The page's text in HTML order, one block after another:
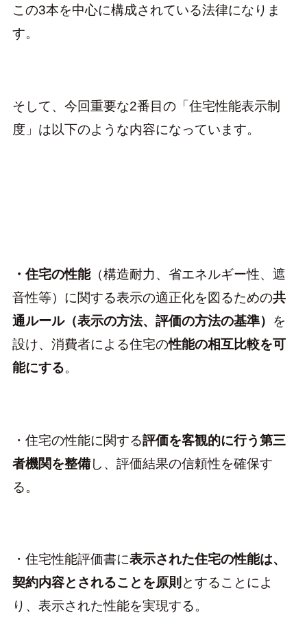
この3本を中心に構成されている法律になりま
す。
そして、今回重要な2番目の「住宅性能表示制
度」は以下のような内容になっています。
・住宅の性能（構造耐力、省エネルギー性、遮
音性等）に関する表示の適正化を図るための共
通ルール（表示の方法、評価の方法の基準） を
設け、消費者による住宅の性能の相互比較を可
能にする。
・住宅の性能に関する評価を客観的に行う第三
者機関を整備し、評価結果の信頼性を確保す
る。
・住宅性能評価書に表示された住宅の性能は、
契約内容とされることを原則 とすることによ
り、表示された性能を実現する。